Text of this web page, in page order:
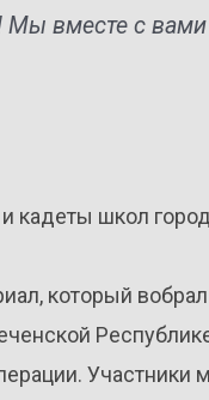
вместе с вами
кадеты школ
который вобрал
Участники